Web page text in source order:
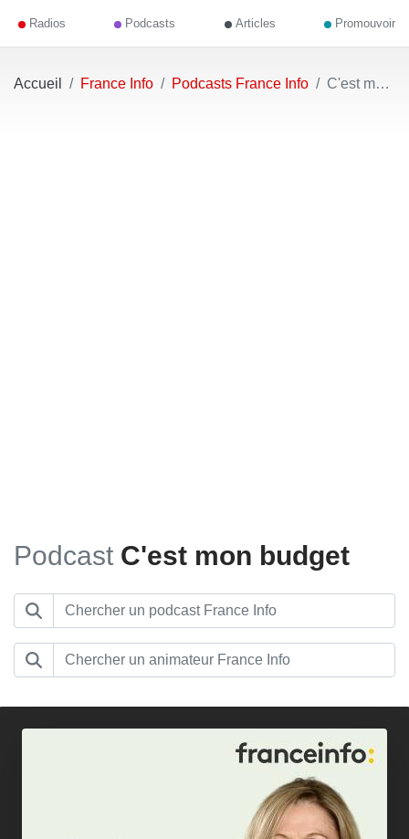
Radios Podcasts Articles Promouvoir
Accueil France Info Podcasts France Info C'est mon budget
Podcast C'est mon budget